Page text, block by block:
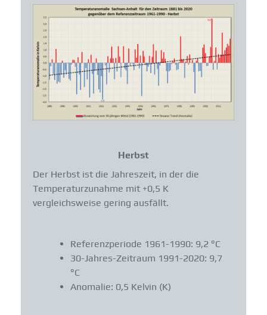
Herbst
Der Herbst ist die Jahreszeit, in der die
Temperaturzunahme mit +0,5 K
vergleichsweise gering ausfällt.
Referenzperiode 1961-1990: 9,2 °C
30-Jahres-Zeitraum 1991-2020: 9,7
°C
Anomalie: 0,5 Kelvin (K)